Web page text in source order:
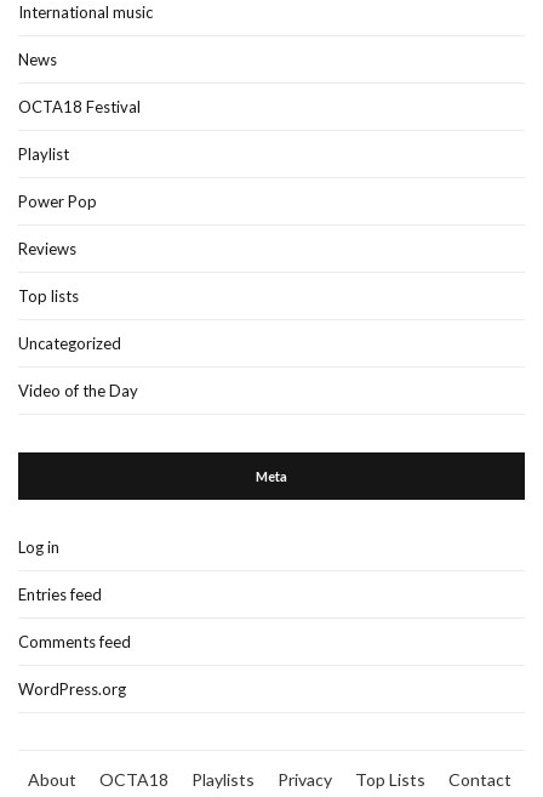
International music
News
OCTA18 Festival
Playlist
Power Pop
Reviews
Top lists
Uncategorized
Video of the Day
Meta
Log in
Entries feed
Comments feed
WordPress.org
About OCTA18 Playlists Privacy Top Lists
Contact